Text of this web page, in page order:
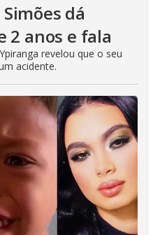
dá
2 anos e fala
revelou que o seu
acidente.